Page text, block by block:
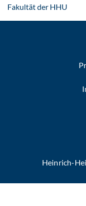
Fakultät der HHU
Heinrich-